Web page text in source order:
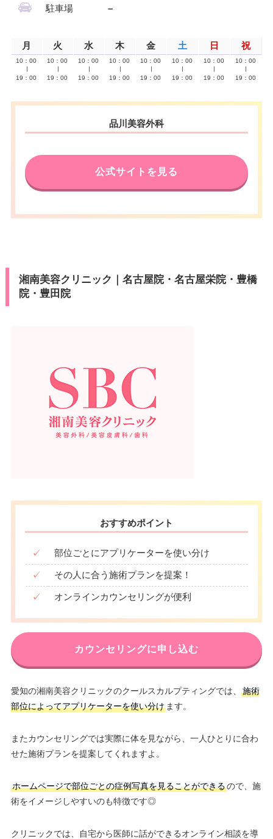
駐車場 –
月 火 水 木 金 土 日 祝
10：00
19：00
10：00
19：00
10：00
19：00
10：00
19：00
10：00
19：00
10：00
19：00
10：00
19：00
10：00
19：00
品川美容外科
公式サイトを見る
湘南美容クリニック｜名古屋院・名古屋栄院・豊橋
院・豊田院
おすすめポイント
✓ 部位ごとにアプリケーターを使い分け
✓ その人に合う施術プランを提案！
✓ オンラインカウンセリングが便利
カウンセリングに申し込む
愛知の湘南美容クリニックのクールスカルプティングでは、
施術
部位によってアプリケーターを使い分けます。
またカウンセリングでは実際に体を見ながら、一人ひとりに合わ
せた施術プランを提案してくれますよ。
ホームページで部位ごとの症例写真を見ることができるので、施
術をイメージしやすいのも特徴です◎
クリニックでは、自宅から医師に話ができるオンライン相談を導